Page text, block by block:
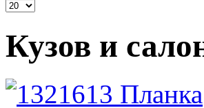
Кузов и